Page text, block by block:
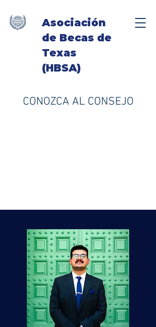
Asociación
de Becas de
Texas
(HBSA)
CONOZCA AL CONSEJO